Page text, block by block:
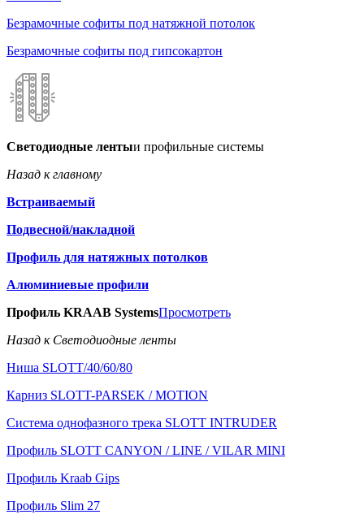
Безрамочные софиты под натяжной потолок
Безрамочные софиты под гипсокартон
Светодиодные лентыи профильные системы
Назад к главному
Встраиваемый
Подвесной/накладной
Профиль для натяжных потолков
Алюминиевые профили
Профиль KRAAB SystemsПросмотреть
Назад к Светодиодные ленты
Ниша SLOTT/40/60/80
Карниз SLOTT-PARSEK / MOTION
Система однофазного трека SLOTT INTRUDER
Профиль SLOTT CANYON / LINE / VILAR MINI
Профиль Kraab Gips
Профиль Slim 27